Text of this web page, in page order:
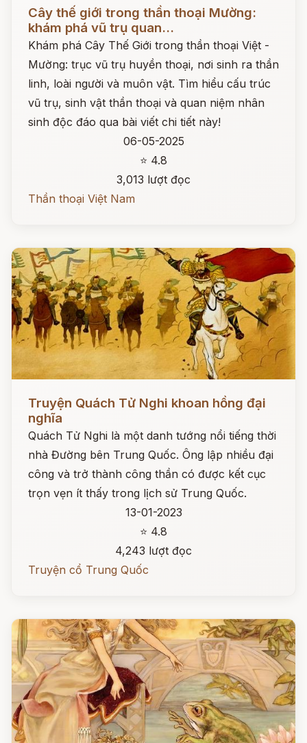
Cây thế giới trong thần thoại Mường:
khám phá vũ trụ quan...
Khám phá Cây Thế Giới trong thần thoại Việt -
Mường: trục vũ trụ huyền thoại, nơi sinh ra thần
linh, loài người và muôn vật. Tìm hiểu cấu trúc
vũ trụ, sinh vật thần thoại và quan niệm nhân
sinh độc đáo qua bài viết chi tiết này!
06-05-2025
⭐ 4.8
3,013 lượt đọc
Thần thoại Việt Nam
Truyện Quách Tử Nghi khoan hồng đại
nghĩa
Quách Tử Nghi là một danh tướng nổi tiếng thời
nhà Đường bên Trung Quốc. Ông lập nhiều đại
công và trở thành công thần có được kết cục
trọn vẹn ít thấy trong lịch sử Trung Quốc.
13-01-2023
⭐ 4.8
4,243 lượt đọc
Truyện cổ Trung Quốc